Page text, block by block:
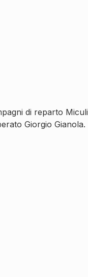
di reparto
Giorgio Gianola.